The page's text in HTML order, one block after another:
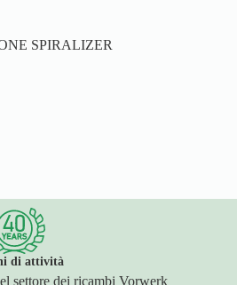
SPIRALIZER
di attività
settore dei ricambi Vorwerk